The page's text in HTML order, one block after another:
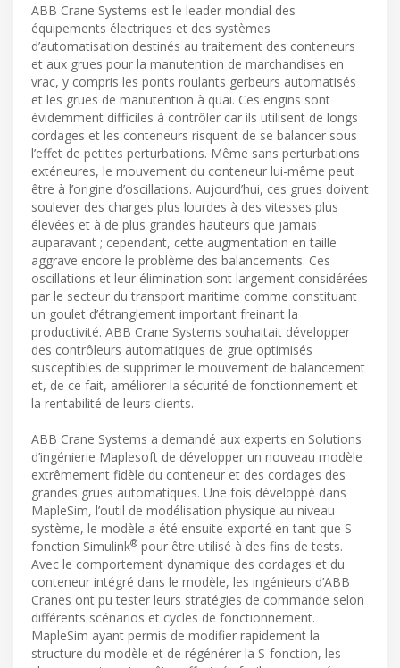
ABB Crane Systems est le leader mondial des
équipements électriques et des systèmes
d’automatisation destinés au traitement des conteneurs
et aux grues pour la manutention de marchandises en
vrac, y compris les ponts roulants gerbeurs automatisés
et les grues de manutention à quai. Ces engins sont
évidemment difficiles à contrôler car ils utilisent de longs
cordages et les conteneurs risquent de se balancer sous
l’effet de petites perturbations. Même sans perturbations
extérieures, le mouvement du conteneur lui-même peut
être à l’origine d’oscillations. Aujourd’hui, ces grues doivent
soulever des charges plus lourdes à des vitesses plus
élevées et à de plus grandes hauteurs que jamais
auparavant ; cependant, cette augmentation en taille
aggrave encore le problème des balancements. Ces
oscillations et leur élimination sont largement considérées
par le secteur du transport maritime comme constituant
un goulet d’étranglement important freinant la
productivité. ABB Crane Systems souhaitait développer
des contrôleurs automatiques de grue optimisés
susceptibles de supprimer le mouvement de balancement
et, de ce fait, améliorer la sécurité de fonctionnement et
la rentabilité de leurs clients.
ABB Crane Systems a demandé aux experts en Solutions
d’ingénierie Maplesoft de développer un nouveau modèle
extrêmement fidèle du conteneur et des cordages des
grandes grues automatiques. Une fois développé dans
MapleSim, l’outil de modélisation physique au niveau
système, le modèle a été ensuite exporté en tant que S-
fonction Simulink® pour être utilisé à des fins de tests.
Avec le comportement dynamique des cordages et du
conteneur intégré dans le modèle, les ingénieurs d’ABB
Cranes ont pu tester leurs stratégies de commande selon
différents scénarios et cycles de fonctionnement.
MapleSim ayant permis de modifier rapidement la
structure du modèle et de régénérer la S-fonction, les